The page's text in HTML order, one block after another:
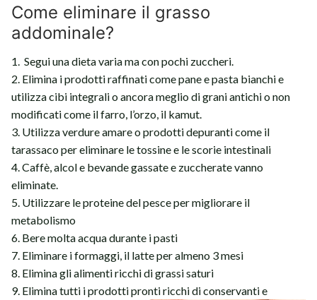
Come eliminare il grasso
addominale?
1. Segui una dieta varia ma con pochi zuccheri.
2. Elimina i prodotti raffinati come pane e pasta bianchi e
utilizza cibi integrali o ancora meglio di grani antichi o non
modificati come il farro, l’orzo, il kamut.
3. Utilizza verdure amare o prodotti depuranti come il
tarassaco per eliminare le tossine e le scorie intestinali
4. Caffè, alcol e bevande gassate e zuccherate vanno
eliminate.
5. Utilizzare le proteine del pesce per migliorare il
metabolismo
6. Bere molta acqua durante i pasti
7. Eliminare i formaggi, il latte per almeno 3 mesi
8. Elimina gli alimenti ricchi di grassi saturi
9. Elimina tutti i prodotti pronti ricchi di conservanti e